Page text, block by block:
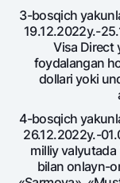
Qidirish
Foydali
Ko'p beriladigan
Ofis va
Shaxsiy
3-bosqich
19.12.2022y.-
Visa Direct
foydalangan
dollari yoki
4-bosqich
26.12.2022y.-
milliy
bilan onlayn-